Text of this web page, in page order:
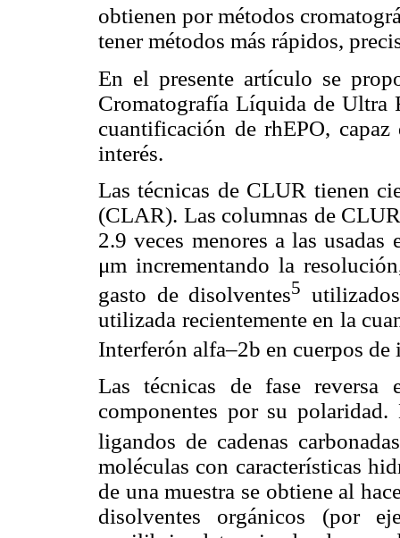
obtienen por métodos
tener métodos más rápidos,
En el presente artículo se
Cromatografía Líquida de Ultra
cuantificación de rhEPO, capaz
interés.
Las técnicas de CLUR tienen
(CLAR). Las columnas de
2.9 veces menores a las
μm incrementando la
gasto de disolventes5
utilizada recientemente en la
Interferón alfa–2b en cuerpos
Las técnicas de fase reversa
componentes por su
ligandos de cadenas
moléculas con características
de una muestra se obtiene al
disolventes orgánicos (por